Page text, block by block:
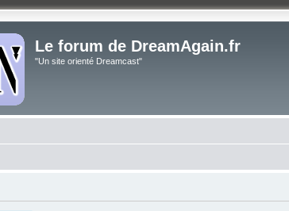
Le forum de DreamAgain.fr
"Un site orienté Dreamcast"